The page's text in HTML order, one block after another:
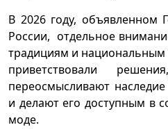
В 2026 году, объявленном
России, отдельное
традициям и
приветствовали
переосмысливают
и делают его доступным в
моде.